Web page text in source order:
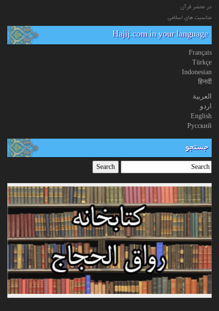
در محضر قرآن
مناسبت های اسلامی
Hajij.com in your language
Français
Türkçe
Indonesian
हिनदी
العربیة
اردو
English
Русский
جستجو